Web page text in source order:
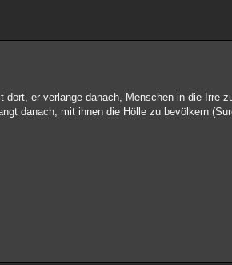
er verlange danach, Menschen in die Irre
danach, mit ihnen die Hölle zu bevölkern